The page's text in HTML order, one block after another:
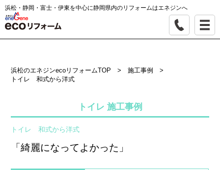
浜松・静岡・富士・伊東を中心に静岡県内のリフォームはエネジンへ
浜松のエネジンecoリフォームTOP >施工事例
>
トイレ 和式から洋式
トイレ 施工事例
トイレ 和式から洋式
「綺麗になってよかった」